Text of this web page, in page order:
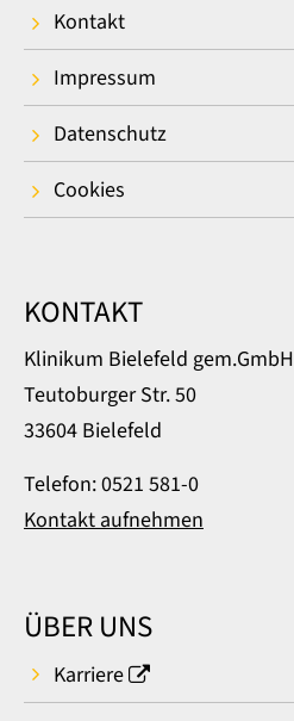
Kontakt
Impressum
Datenschutz
Cookies
KONTAKT
Klinikum Bielefeld gem.GmbH
Teutoburger Str. 50
33604 Bielefeld
Telefon: 0521 581-0
Kontakt aufnehmen
ÜBER UNS
Karriere